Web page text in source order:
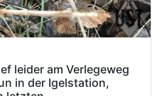
leider am Verlegeweg
in der Igelstation,